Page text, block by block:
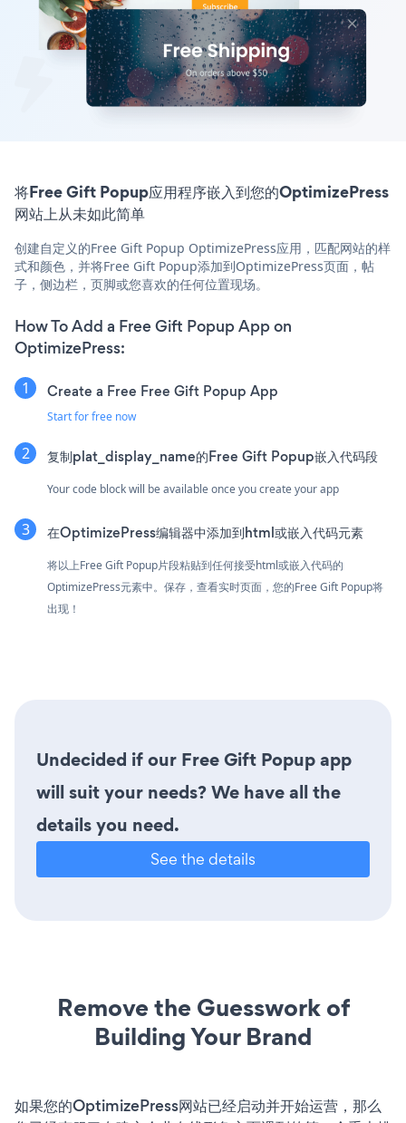
将Free Gift Popup应用程序嵌入到您的OptimizePress
网站上从未如此简单
创建自定义的Free Gift Popup OptimizePress应用，匹配网站的样
式和颜色，并将Free Gift Popup添加到OptimizePress页面，帖
子，侧边栏，页脚或您喜欢的任何位置现场。
How To Add a Free Gift Popup App on
OptimizePress:
Create a Free Free Gift Popup App
Start for free now
复制plat_display_name的Free Gift Popup嵌入代码段
Your code block will be available once you create your app
在OptimizePress编辑器中添加到html或嵌入代码元素
将以上Free Gift Popup片段粘贴到任何接受html或嵌入代码的
OptimizePress元素中。保存，查看实时页面，您的Free Gift Popup将
出现！
Undecided if our Free Gift Popup app
will suit your needs? We have all the
details you need.
See the details
Remove the Guesswork of
Building Your Brand
如果您的OptimizePress网站已经启动并开始运营，那么